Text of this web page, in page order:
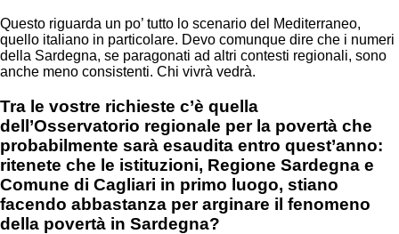
Questo riguarda un po’ tutto lo scenario del Mediterraneo,
quello italiano in particolare. Devo comunque dire che i numeri
della Sardegna, se paragonati ad altri contesti regionali, sono
anche meno consistenti. Chi vivrà vedrà.
Tra le vostre richieste c’è quella
dell’Osservatorio regionale per la povertà che
probabilmente sarà esaudita entro quest’anno:
ritenete che le istituzioni, Regione Sardegna e
Comune di Cagliari in primo luogo, stiano
facendo abbastanza per arginare il fenomeno
della povertà in Sardegna?